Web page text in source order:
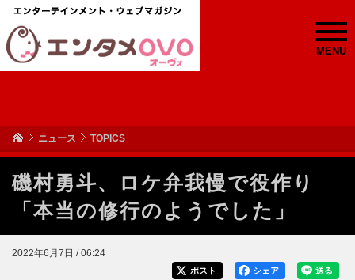
MENU
ニュース TOPICS
磯村勇斗、ロケ弁我慢で役作り
「本当の修行のようでした」
2022年6月7日 / 06:24
送る
シェア
ポスト